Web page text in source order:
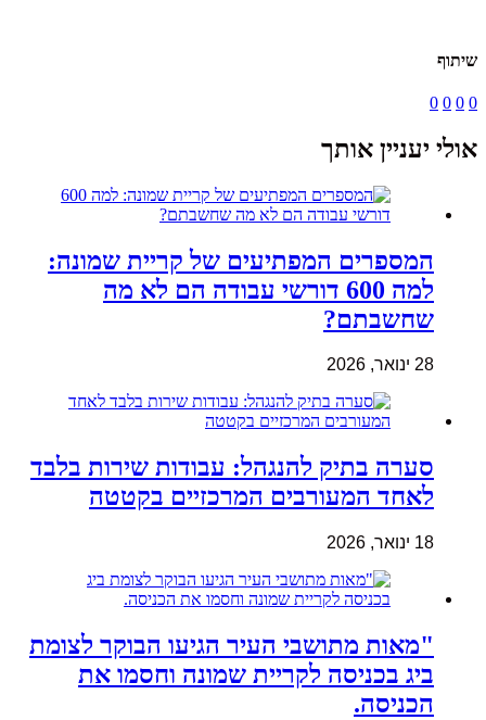
שיתוף
0
0
0
0
אולי יעניין אותך
המספרים המפתיעים של קריית שמונה:
למה 600 דורשי עבודה הם לא מה
שחשבתם?
28 ינואר, 2026
סערה בתיק להנגהל: עבודות שירות בלבד
לאחד המעורבים המרכזיים בקטטה
18 ינואר, 2026
"מאות מתושבי העיר הגיעו הבוקר לצומת
ביג בכניסה לקריית שמונה וחסמו את
הכניסה.